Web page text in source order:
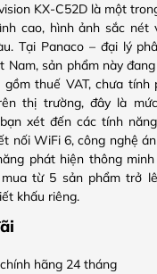
KX-C52D là một
cao, hình ảnh sắc nét
Tại Panaco – đại lý
Nam, sản phẩm này
thuế VAT, chưa tính
thị trường, đây là
xét đến các tính
nối WiFi 6, công nghệ
phát hiện thông
từ 5 sản phẩm trở
khấu riêng.
hãng 24 tháng